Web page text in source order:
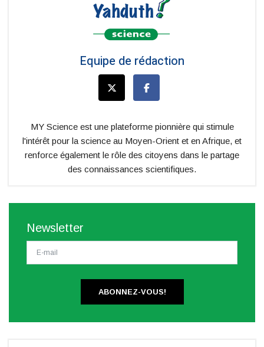
Equipe de rédaction
MY Science est une plateforme pionnière qui stimule
l'intérêt pour la science au Moyen-Orient et en Afrique, et
renforce également le rôle des citoyens dans le partage
des connaissances scientifiques.
Newsletter
ABONNEZ-VOUS!